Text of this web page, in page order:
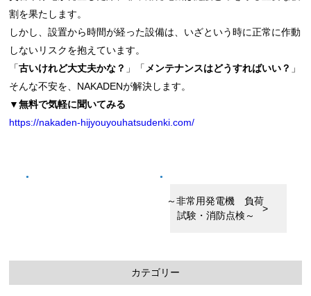
割を果たします。
しかし、設置から時間が経った設備は、いざという時に正常に作動
しないリスクを抱えています。
「古いけれど大丈夫かな？ 」「 メンテナンスはどうすればいい？ 」
そんな不安を、 NAKADENが解決します。
▼無料で気軽に聞いてみる
https://nakaden-hijyouyouhatsudenki.com/
～非常用発電機 負荷
試験・消防点検～
カテゴリー